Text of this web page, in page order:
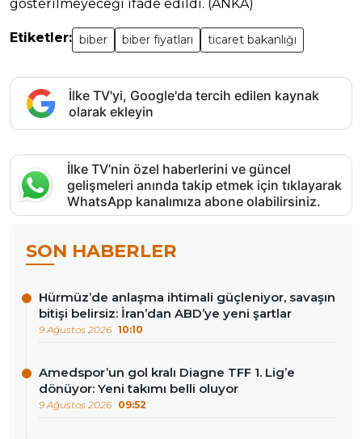
gösterilmeyeceği ifade edildi. (ANKA)
Etiketler: biber biber fiyatları ticaret bakanlığı
İlke TV'yi, Google'da tercih edilen kaynak
olarak ekleyin
İlke TV’nin özel haberlerini ve güncel
gelişmeleri anında takip etmek için tıklayarak
WhatsApp kanalımıza abone olabilirsiniz.
SON HABERLER
Hürmüz’de anlaşma ihtimali güçleniyor, savaşın
bitişi belirsiz: İran’dan ABD’ye yeni şartlar
9 Ağustos 2026 10:10
Amedspor’un gol kralı Diagne TFF 1. Lig’e
dönüyor: Yeni takımı belli oluyor
9 Ağustos 2026 09:52